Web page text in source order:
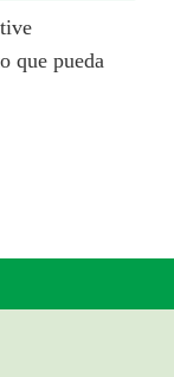
que pueda